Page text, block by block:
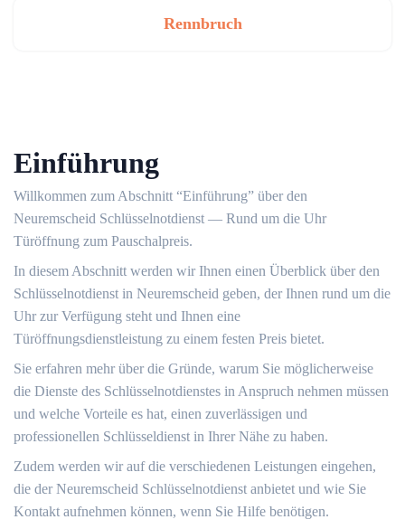
Rennbruch
Einführung
Willkommen zum Abschnitt “Einführung” über den
Neuremscheid Schlüsselnotdienst ― Rund um die Uhr
Türöffnung zum Pauschalpreis.​
In diesem Abschnitt werden wir Ihnen einen Überblick über den
Schlüsselnotdienst in Neuremscheid geben, der Ihnen rund um die
Uhr zur Verfügung steht und Ihnen eine
Türöffnungsdienstleistung zu einem festen Preis bietet.​
Sie erfahren mehr über die Gründe, warum Sie möglicherweise
die Dienste des Schlüsselnotdienstes in Anspruch nehmen müssen
und welche Vorteile es hat, einen zuverlässigen und
professionellen Schlüsseldienst in Ihrer Nähe zu haben.​
Zudem werden wir auf die verschiedenen Leistungen eingehen,
die der Neuremscheid Schlüsselnotdienst anbietet und wie Sie
Kontakt aufnehmen können, wenn Sie Hilfe benötigen.​